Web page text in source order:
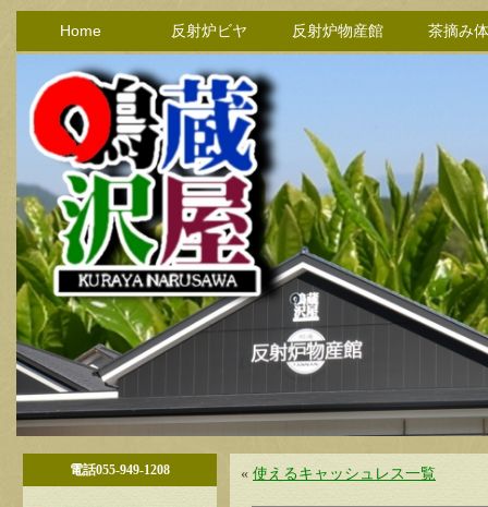
Home 反射炉ビヤ 反射炉物産館 茶摘み
電話055-949-1208 « 使えるキャッシュレス一覧